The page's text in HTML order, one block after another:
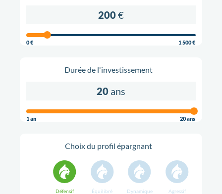
200€
0 € 1 500 €
Durée de l'investissement
20 ans
1 an 20 ans
Choix du profil épargnant
Défensif Équilibré Dynamique Agressif